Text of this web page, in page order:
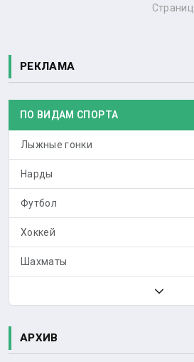
РЕКЛАМА
ПО ВИДАМ СПОРТА
Лыжные гонки
Нарды
Футбол
Хоккей
Шахматы
АРХИВ